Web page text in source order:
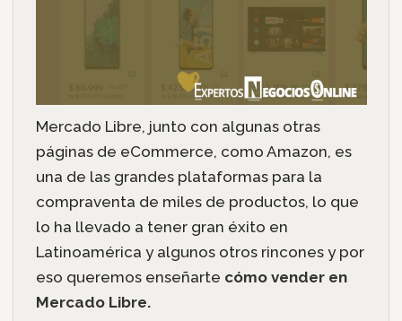
Mercado Libre, junto con algunas otras
páginas de eCommerce, como Amazon, es
una de las grandes plataformas para la
compraventa de miles de productos, lo que
lo ha llevado a tener gran éxito en
Latinoamérica y algunos otros rincones y por
eso queremos enseñarte cómo vender en
Mercado Libre.